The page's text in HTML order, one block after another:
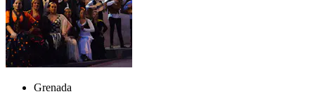
Grenada